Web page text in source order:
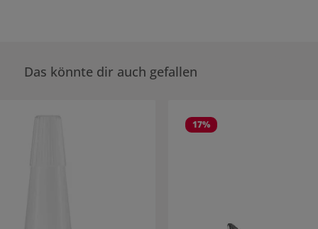
Das könnte dir auch gefallen
17%